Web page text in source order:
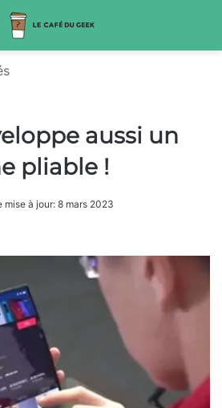
aussi un
pliable !
mise à jour: 8 mars 2023